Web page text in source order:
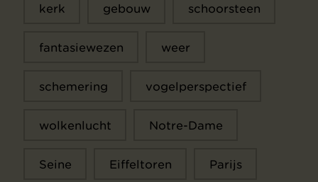
kerk gebouw schoorsteen
fantasiewezen weer
schemering vogelperspectief
wolkenlucht Notre-Dame
Seine Eiffeltoren Parijs